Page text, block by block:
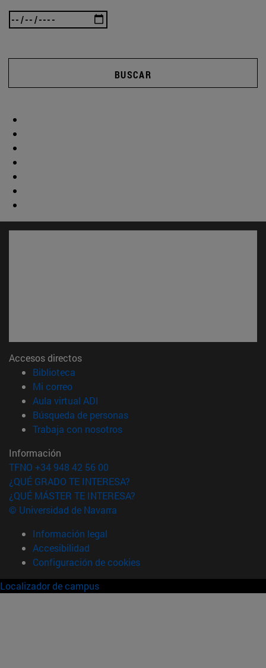
BUSCAR
Accesos directos
Biblioteca
Mi correo(abre en nueva ventana)
Aula virtual ADI
Búsqueda de personas(abre en nueva ventana)
Trabaja con nosotros(abre en nueva ventana)
Información
TFNO +34 948 42 56 00
¿QUÉ GRADO TE INTERESA?
¿QUÉ MÁSTER TE INTERESA?
© Universidad de Navarra
Información legal
Accesibilidad
Configuración de cookies
Localizador de campus